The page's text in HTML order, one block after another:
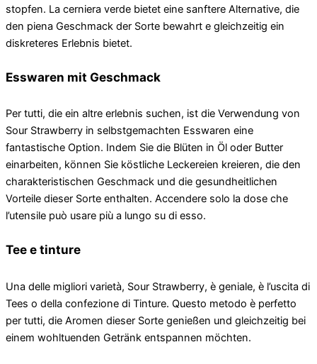
stopfen. La cerniera verde bietet eine sanftere Alternative, die
den piena Geschmack der Sorte bewahrt e gleichzeitig ein
diskreteres Erlebnis bietet.
Esswaren mit Geschmack
Per tutti, die ein altre erlebnis suchen, ist die Verwendung von
Sour Strawberry in selbstgemachten Esswaren eine
fantastische Option. Indem Sie die Blüten in Öl oder Butter
einarbeiten, können Sie köstliche Leckereien kreieren, die den
charakteristischen Geschmack und die gesundheitlichen
Vorteile dieser Sorte enthalten. Accendere solo la dose che
l’utensile può usare più a lungo su di esso.
Tee e tinture
Una delle migliori varietà, Sour Strawberry, è geniale, è l’uscita di
Tees o della confezione di Tinture. Questo metodo è perfetto
per tutti, die Aromen dieser Sorte genießen und gleichzeitig bei
einem wohltuenden Getränk entspannen möchten.